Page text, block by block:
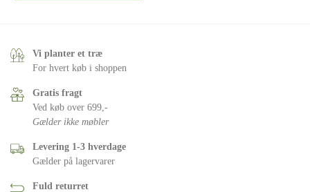
Vi planter et træ
For hvert køb i shoppen
Gratis fragt
Ved køb over 699,-
Gælder ikke møbler
Levering 1-3 hverdage
Gælder på lagervarer
Fuld returret